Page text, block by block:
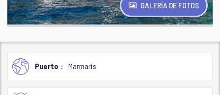
GALERÍA DE FOTOS
Puerto Marmaris